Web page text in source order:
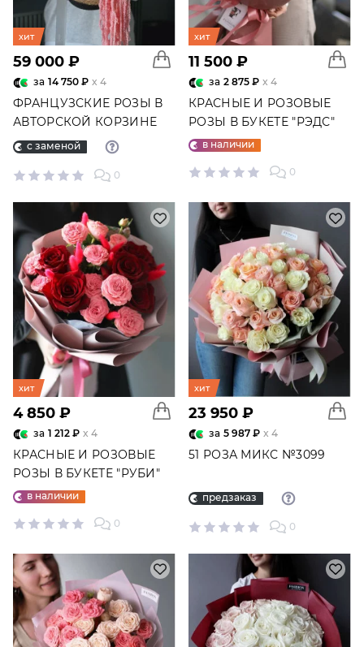
хит
59 000 ₽
за 14 750 ₽ x 4
ФРАНЦУЗСКИЕ РОЗЫ В
АВТОРСКОЙ КОРЗИНЕ
"МОНАКО" №4367
с заменой
0
хит
11 500 ₽
за 2 875 ₽ x 4
КРАСНЫЕ И РОЗОВЫЕ
РОЗЫ В БУКЕТЕ "РЭДС"
№6987
в наличии
0
хит
4 850 ₽
за 1 212 ₽ x 4
КРАСНЫЕ И РОЗОВЫЕ
РОЗЫ В БУКЕТЕ "РУБИ"
№2684
в наличии
0
хит
23 950 ₽
за 5 987 ₽ x 4
51 РОЗА МИКС №3099
предзаказ
0